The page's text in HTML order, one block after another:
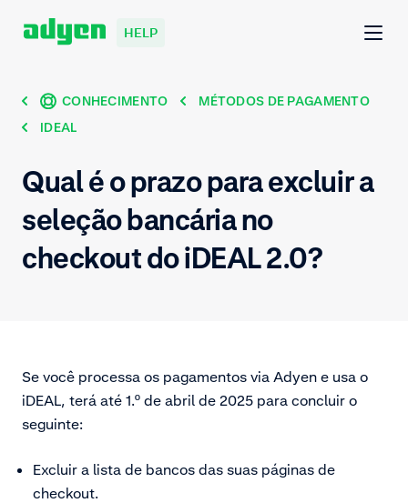
HELP
CONHECIMENTO
MÉTODOS DE PAGAMENTO
IDEAL
Qual é o prazo para excluir a
seleção bancária no
checkout do iDEAL 2.0?
Se você processa os pagamentos via Adyen e usa o
iDEAL, terá até 1.º de abril de 2025 para concluir o
seguinte:
Excluir a lista de bancos das suas páginas de
checkout.